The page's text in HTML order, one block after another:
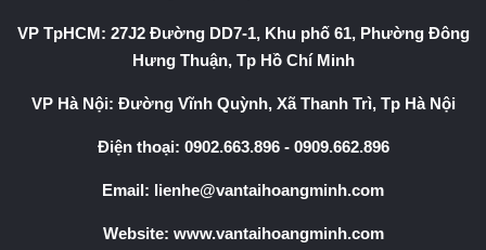
VP TpHCM: 27J2 Đường DD7-1, Khu phố 61, Phường Đông
Hưng Thuận, Tp Hồ Chí Minh
VP Hà Nội: Đường Vĩnh Quỳnh, Xã Thanh Trì, Tp Hà Nội
Điện thoại: 0902.663.896- 0909.662.896
Email: lienhe@vantaihoangminh.com
Website: www.vantaihoangminh.com